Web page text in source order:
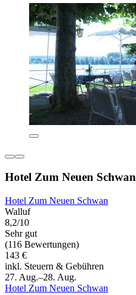
Hotel Zum Neuen Schwan
Hotel Zum Neuen Schwan
Walluf
8,2/10
Sehr gut
(116 Bewertungen)
143 €
inkl. Steuern & Gebühren
27. Aug.–28. Aug.
Hotel Zum Neuen Schwan